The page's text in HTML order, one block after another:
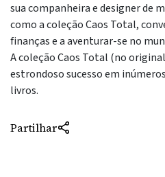
sua companheira e designer de
como a coleção Caos Total,
finanças e a aventurar-se no
A coleção Caos Total (no
estrondoso sucesso em
livros.
Partilhar